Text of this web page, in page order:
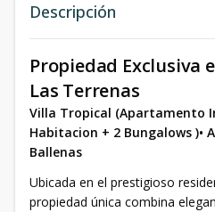
Descripción
Propiedad Exclusiva
Las Terrenas
Villa Tropical (Apartamento
Habitacion + 2 Bungalows )•
Ballenas
Ubicada en el prestigioso
propiedad única combina